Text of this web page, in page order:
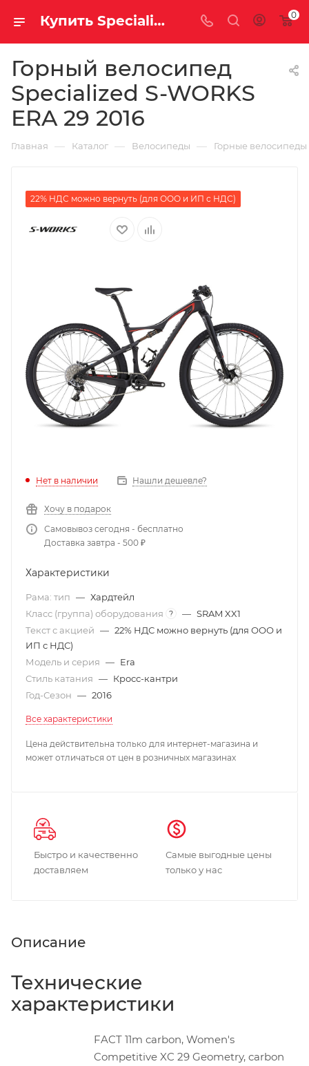
Купить Specialized S-WORKS ERA 29 2016 за рублей, а со скидкой 0
Горный велосипед
Specialized S-WORKS
ERA 29 2016
Главная — Каталог — Велосипеды — Горные велосипеды
22% НДС можно вернуть (для ООО и ИП с НДС)
Нет в наличии Нашли дешевле?
Хочу в подарок
Самовывоз сегодня - бесплатно
Доставка завтра - 500 ₽
Характеристики
Рама: тип — Хардтейл
Класс (группа) оборудования
? — SRAM XX1
Текст с акцией — 22% НДС можно вернуть (для ООО и
ИП с НДС)
Модель и серия — Era
Стиль катания — Кросс-кантри
Год-Сезон — 2016
Все характеристики
Цена действительна только для интернет-магазина и
может отличаться от цен в розничных магазинах
Быстро и качественно
доставляем
Самые выгодные цены
только у нас
Описание
Технические
характеристики
FACT 11m carbon, Women's
Competitive XC 29 Geometry, carbon